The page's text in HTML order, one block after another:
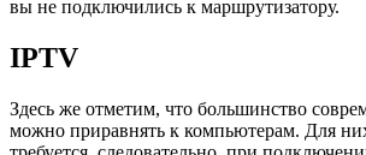
вы не подключились к маршрутизатору.
IPTV
Здесь же отметим, что большинство
можно приравнять к компьютерам. Для